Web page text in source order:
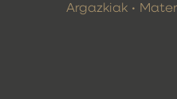
Argazkiak